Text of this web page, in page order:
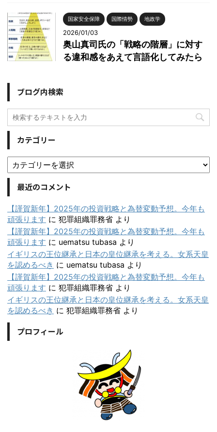
国家安全保障 国際情勢 地政学
2026/01/03
奥山真司氏の「戦略の階層」に対す
る違和感をあえて言語化してみたら
ブログ内検索
カテゴリー
最近のコメント
【謹賀新年】2025年の投資戦略と為替変動予想。今年も
頑張ります に 犯罪組織罪務省 より
【謹賀新年】2025年の投資戦略と為替変動予想。今年も
頑張ります に uematsu tubasa より
イギリスの王位継承と日本の皇位継承を考える。女系天皇
を認めるべき に uematsu tubasa より
【謹賀新年】2025年の投資戦略と為替変動予想。今年も
頑張ります に 犯罪組織罪務省 より
イギリスの王位継承と日本の皇位継承を考える。女系天皇
を認めるべき に 犯罪組織罪務省 より
プロフィール